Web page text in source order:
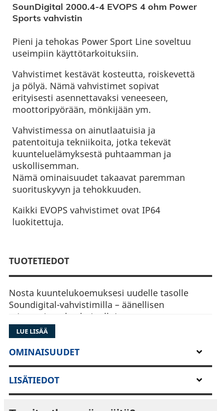
SounDigital 2000.4-4 EVOPS 4 ohm Power
Sports vahvistin
Pieni ja tehokas Power Sport Line soveltuu
useimpiin käyttötarkoituksiin.
Vahvistimet kestävät kosteutta, roiskevettä
ja pölyä. Nämä vahvistimet sopivat
erityisesti asennettavaksi veneeseen,
moottoripyörään, mönkijään ym.
Vahvistimessa on ainutlaatuisia ja
patentoituja tekniikoita, jotka tekevät
kuunteluelämyksestä puhtaamman ja
uskollisemman.
Nämä ominaisuudet takaavat paremman
suorituskyvyn ja tehokkuuden.
Kaikki EVOPS vahvistimet ovat IP64
luokitettuja.
TUOTETIEDOT
Nosta kuuntelukoemuksesi uudelle tasolle
Soundigital-vahvistimilla – äänellisen
erinomaisuuden huipulla!
Nämä vahvistimet ylpeilevät
huipputeknologiallaan, tarjoten raakaa voimaa,
tarkkuutta ja monipuolisuutta.
Kompakteista malleista tehokkaisiin jättiläisiin
Soundigital vastaa kaikkiin äänitarpeisiin.
LUE LISÄÄ
OMINAISUUDET
LISÄTIEDOT